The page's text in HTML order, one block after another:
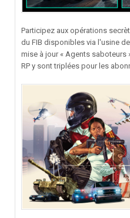
Participez aux opérations
du FIB disponibles via l'usine
mise à jour « Agents saboteurs
RP y sont triplées pour les